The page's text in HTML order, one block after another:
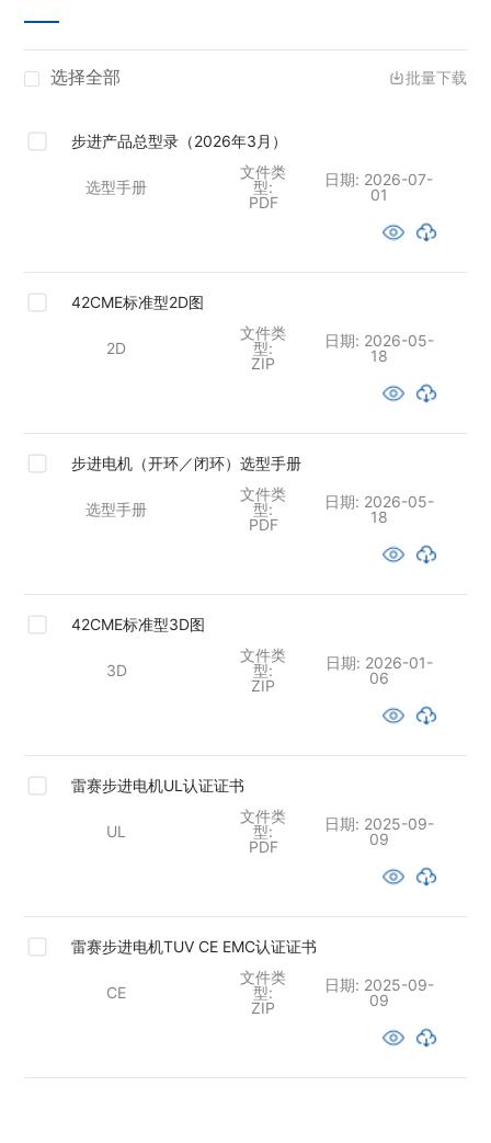
选择全部 批量下载
步进产品总型录（2026年3月）
选型手册
文件类
型:
PDF
日期: 2026-07-
01
42CME标准型2D图
2D
文件类
型:
ZIP
日期: 2026-05-
18
步进电机（开环／闭环）选型手册
选型手册
文件类
型:
PDF
日期: 2026-05-
18
42CME标准型3D图
3D
文件类
型:
ZIP
日期: 2026-01-
06
雷赛步进电机UL认证证书
UL
文件类
型:
PDF
日期: 2025-09-
09
雷赛步进电机TUV CE EMC认证证书
CE
文件类
型:
ZIP
日期: 2025-09-
09